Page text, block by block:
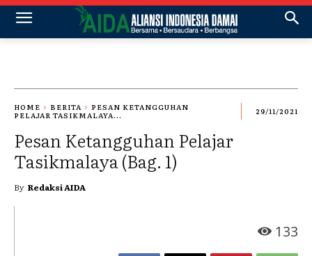
HOME BERITA
PESAN KETANGGUHAN
PELAJAR TASIKMALAYA...
29/11/2021
Pesan Ketangguhan Pelajar
Tasikmalaya (Bag. 1)
By Redaksi AIDA
133